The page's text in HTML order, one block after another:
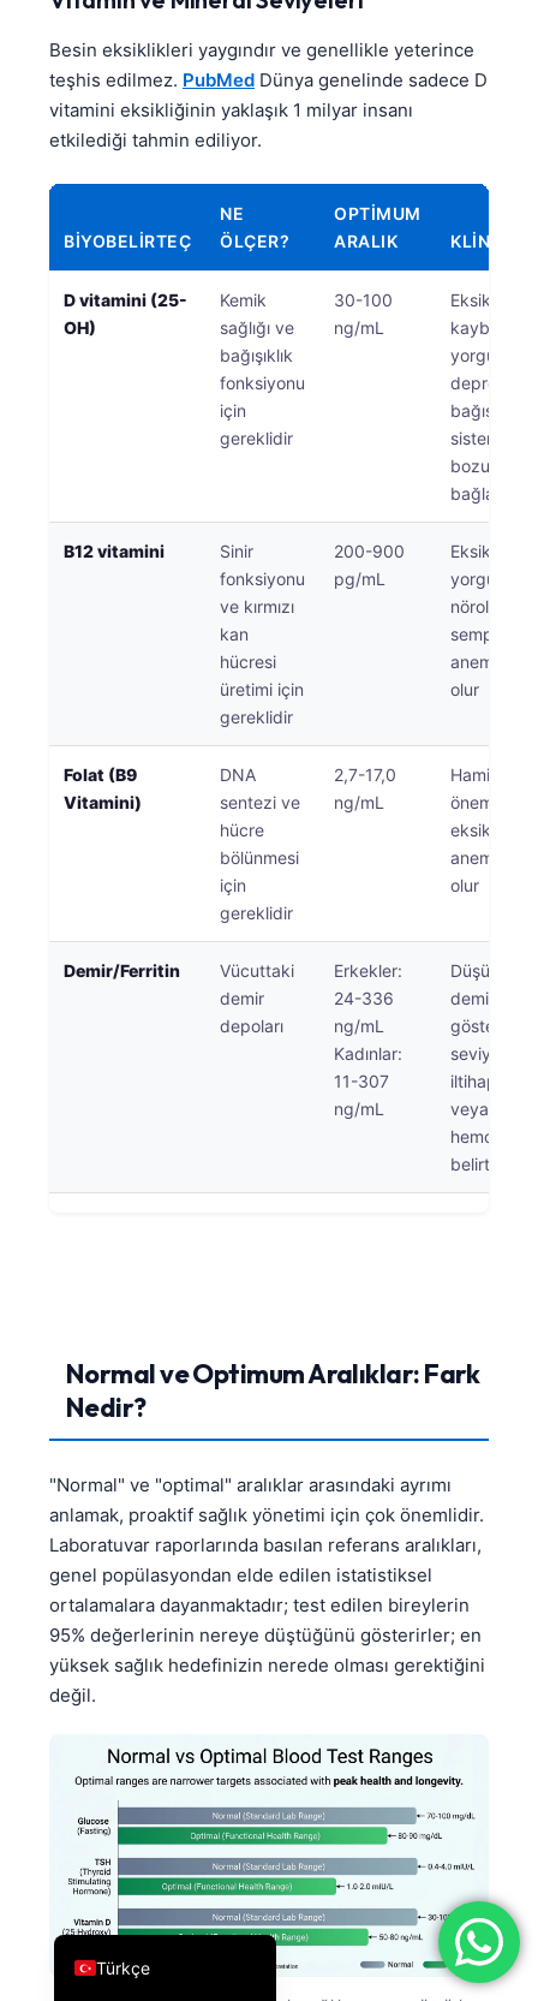
Besin eksiklikleri yaygındır ve genellikle yeterince
teşhis edilmez. PubMed Dünya genelinde sadece D
vitamini eksikliğinin yaklaşık 1 milyar insanı
etkilediği tahmin ediliyor.
BIYOBELIRTEÇ
NE
ÖLÇER?
OPTIMUM
ARALIK
KLINIK
D vitamini (25-
OH)
Kemik
sağlığı ve
bağışıklık
fonksiyonu
için
gereklidir
30-100
ng/mL
Eksiklik
kaybı,
yorgunluk,
depresyon
bağışıklık
sistemi
bağlantılı
B12 vitamini
Sinir
fonksiyonu
ve kırmızı
kan
hücresi
üretimi için
gereklidir
200-900
pg/mL
Eksikliği
nörolojik
anemiye
olur
Folat (B9
Vitamini)
DNA
sentezi ve
hücre
bölünmesi
için
gereklidir
2,7-17,0
ng/mL
öneme
eksikliği
anemiye
olur
Demir/Ferritin
Vücuttaki
demir
depoları
Erkekler:
24-336
ng/mL
Kadınlar:
11-307
ng/mL
Düşük
demir
gösterir;
seviyeler
veya
belirtisi
Normal ve Optimum Aralıklar: Fark
Nedir?
"Normal" ve "optimal" aralıklar arasındaki ayrımı
anlamak, proaktif sağlık yönetimi için çok önemlidir.
Laboratuvar raporlarında basılan referans aralıkları,
genel popülasyondan elde edilen istatistiksel
ortalamalara dayanmaktadır; test edilen bireylerin
95% değerlerinin nereye düştüğünü gösterirler; en
yüksek sağlık hedefinizin nerede olması gerektiğini
değil.
Türkçe
English
Deutsch
العربية
Français
עִבְרִית
Português
Ελληνικά
Română
简体中文
فارسی
Dansk
Nederlands
日本語
Čeština
Lietuvių kalba
Polski
اردو
മലയാളം
Tagalog
ไทย
ဗမာစာ
ភាសាខ្មែរ